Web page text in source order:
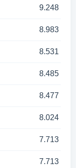
9.248
8.983
8.531
8.485
8.477
8.024
7.713
7.713